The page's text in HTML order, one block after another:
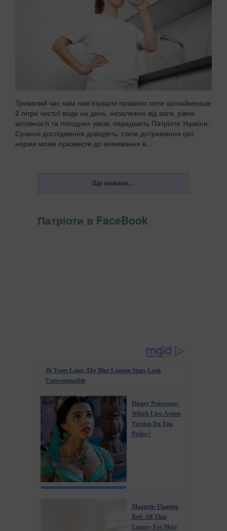
Тривалий час нам нав'язували правило пити щонайменше
2 літри чистої води на день, незалежно від ваги, рівня
активності та погодних умов, передають Патріоти України.
Сучасні дослідження доводять: сліпе дотримання цієї
норми може призвести до вимивання в...
Патріоти в FaceBook
46 Years Later, The Blue Lagoon Stars Look
Unrecognizable
Disney Princesses:
Which Live-Action
Version Do You
Prefer?
Magnetic Floating
Bed: All That
Luxury For Mere